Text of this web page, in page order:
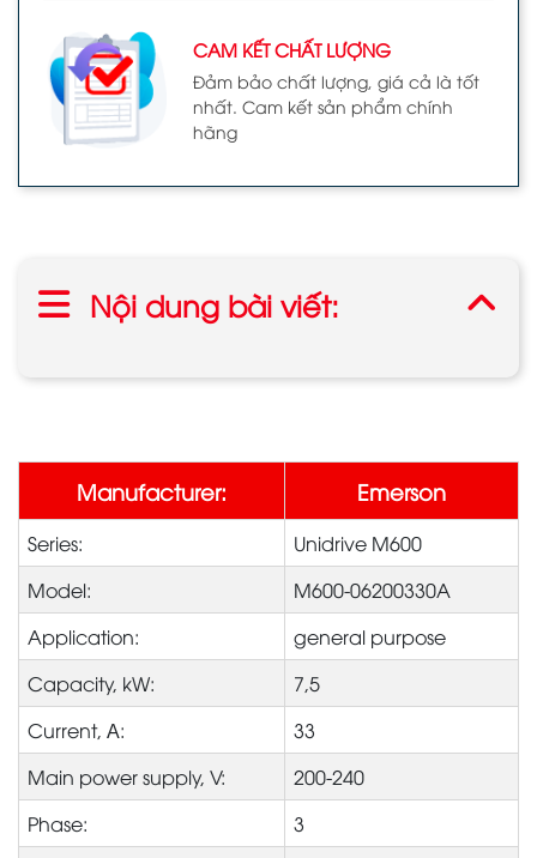
CAM KẾT CHẤT LƯỢNG
Đảm bảo chất lượng, giá cả là tốt
nhất. Cam kết sản phẩm chính
hãng
Nội dung bài viết:
Manufacturer: Emerson
Series:
Unidrive M600
Model:
M600-06200330A
Application:
general purpose
Capacity, kW:
7,5
Current, А:
33
Main power supply, V:
200-240
Phase:
3